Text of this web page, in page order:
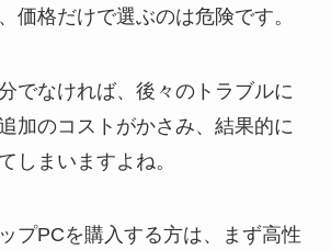
価格だけで選ぶのは危険です。
でなければ、後々のトラブルに
加のコストがかさみ、結果的に
しまいますよね。
プPCを購入する方は、まず高性